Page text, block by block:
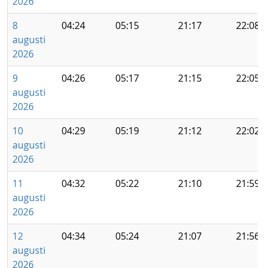
8
augusti
2026
04:24 05:15 21:17 22:08
9
augusti
2026
04:26 05:17 21:15 22:05
10
augusti
2026
04:29 05:19 21:12 22:02
11
augusti
2026
04:32 05:22 21:10 21:59
12
augusti
2026
04:34 05:24 21:07 21:56